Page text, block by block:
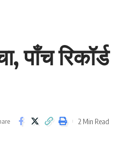
पाँच रिकॉर्ड
2 Min Read